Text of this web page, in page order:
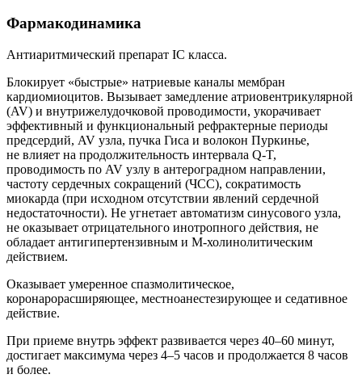
Фармакодинамика
Антиаритмический препарат IC класса.
Блокирует «быстрые» натриевые каналы мембран
кардиомиоцитов. Вызывает замедление атриовентрикулярной
(AV) и внутрижелудочковой проводимости, укорачивает
эффективный и функциональный рефрактерные периоды
предсердий, AV узла, пучка Гиса и волокон Пуркинье,
не влияет на продолжительность интервала Q-T,
проводимость по AV узлу в антероградном направлении,
частоту сердечных сокращений (ЧСС), сократимость
миокарда (при исходном отсутствии явлений сердечной
недостаточности). Не угнетает автоматизм синусового узла,
не оказывает отрицательного инотропного действия, не
обладает антигипертензивным и М‑холинолитическим
действием.
Оказывает умеренное спазмолитическое,
коронарорасширяющее, местноанестезирующее и седативное
действие.
При приеме внутрь эффект развивается через 40–60 минут,
достигает максимума через 4–5 часов и продолжается 8 часов
и более.